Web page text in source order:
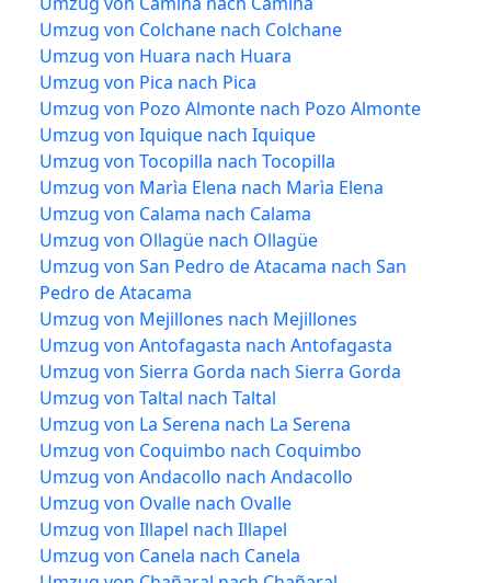
Umzug von Colchane nach Colchane
Umzug von Huara nach Huara
Umzug von Pica nach Pica
Umzug von Pozo Almonte nach Pozo Almonte
Umzug von Iquique nach Iquique
Umzug von Tocopilla nach Tocopilla
Umzug von Marìa Elena nach Marìa Elena
Umzug von Calama nach Calama
Umzug von Ollagüe nach Ollagüe
Umzug von San Pedro de Atacama nach San
Pedro de Atacama
Umzug von Mejillones nach Mejillones
Umzug von Antofagasta nach Antofagasta
Umzug von Sierra Gorda nach Sierra Gorda
Umzug von Taltal nach Taltal
Umzug von La Serena nach La Serena
Umzug von Coquimbo nach Coquimbo
Umzug von Andacollo nach Andacollo
Umzug von Ovalle nach Ovalle
Umzug von Illapel nach Illapel
Umzug von Canela nach Canela